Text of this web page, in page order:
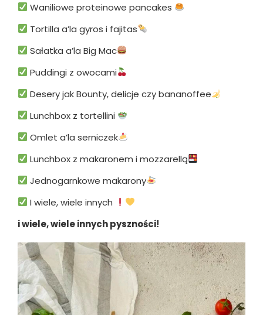
Waniliowe proteinowe pancakes
Tortilla a’la gyros i fajitas
Sałatka a’la Big Mac
Puddingi z owocami
Desery jak Bounty, delicje czy bananoffee
Lunchbox z tortellini
Omlet a’la serniczek
Lunchbox z makaronem i mozzarellą
Jednogarnkowe makarony
I wiele, wiele innych
i wiele, wiele innych pyszności!